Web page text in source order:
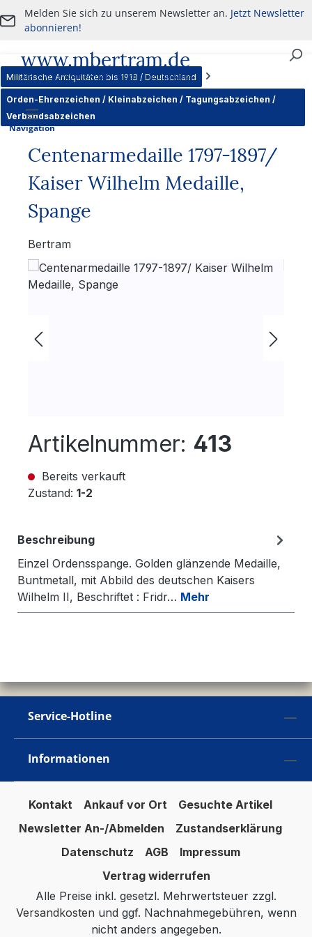
Zum Hauptinhalt springen
Melden Sie sich zu unserem Newsletter an. Jetzt Newsletter
abonnieren!
www.mbertram.de
An- und Verkauf von militärischen Antiquitäten
Navigation
Militärische Antiquitäten bis 1918 / Deutschland
Orden-Ehrenzeichen / Kleinabzeichen / Tagungsabzeichen /
Verbandsabzeichen
Centenarmedaille 1797-1897/
Kaiser Wilhelm Medaille,
Spange
Bertram
Bildergalerie überspringen
Artikelnummer: 413
Bereits verkauft
Zustand: 1-2
Beschreibung
Einzel Ordensspange. Golden glänzende Medaille,
Buntmetall, mit Abbild des deutschen Kaisers
Wilhelm II, Beschriftet : Fridr… Mehr
Service-Hotline
Informationen
Kontakt Ankauf vor Ort
Gesuchte Artikel
Newsletter An-/Abmelden
Zustandserklärung
Datenschutz
AGB
Impressum
Vertrag widerrufen
Alle Preise inkl. gesetzl. Mehrwertsteuer zzgl.
Versandkosten und ggf. Nachnahmegebühren, wenn
nicht anders angegeben.